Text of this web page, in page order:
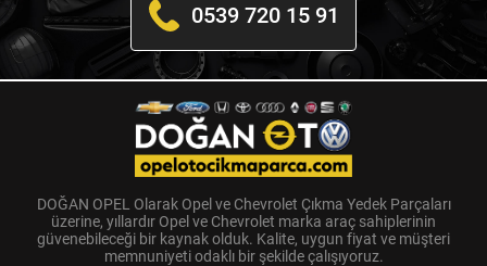
0539 720 15 91
DOĞAN OPEL Olarak Opel ve Chevrolet Çıkma Yedek Parçaları
üzerine, yıllardır Opel ve Chevrolet marka araç sahiplerinin
güvenebileceği bir kaynak olduk. Kalite, uygun fiyat ve müşteri
memnuniyeti odaklı bir şekilde çalışıyoruz.